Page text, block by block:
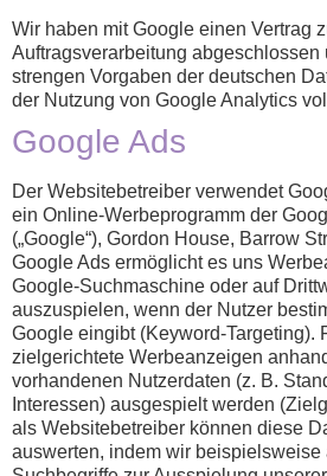
Wir haben mit Google einen Vertrag
Auftragsverarbeitung abgeschlossen
strengen Vorgaben der deutschen
der Nutzung von Google Analytics
Google Ads
Der Websitebetreiber verwendet
ein Online-Werbeprogramm der
(„Google“), Gordon House, Barrow
Google Ads ermöglicht es uns
Google-Suchmaschine oder auf
auszuspielen, wenn der Nutzer
Google eingibt (Keyword-Targeting).
zielgerichtete Werbeanzeigen
vorhandenen Nutzerdaten (z. B.
Interessen) ausgespielt werden
als Websitebetreiber können diese
auswerten, indem wir